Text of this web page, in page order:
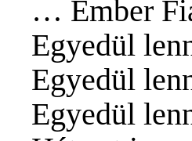
… Ember
Egyedül
Egyedül
Egyedül